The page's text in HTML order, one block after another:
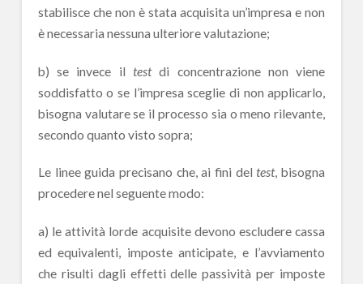
stabilisce che non è stata acquisita un’impresa e non
è necessaria nessuna ulteriore valutazione;
b) se invece il testdi concentrazione non viene
soddisfatto o se l’impresa sceglie di non applicarlo,
bisogna valutare se il processo sia o meno rilevante,
secondo quanto visto sopra;
Le linee guida precisano che, ai fini deltest, bisogna
procedere nel seguente modo:
a) le attività lorde acquisite devono escludere cassa
ed equivalenti, imposte anticipate, e l’avviamento
che risulti dagli effetti delle passività per imposte